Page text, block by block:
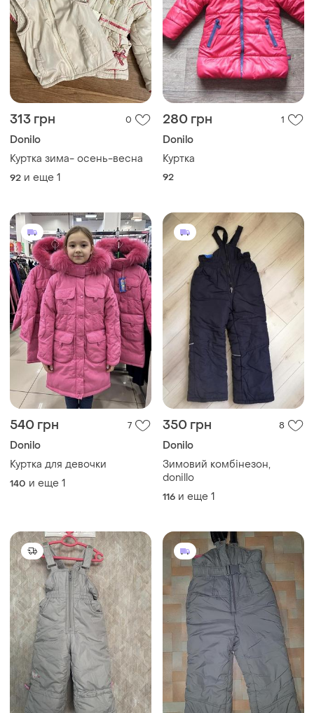
313 грн 0
Donilo
Куртка зима- осень-весна
92 и еще 1
280 грн 1
Donilo
Куртка
92
540 грн 7
Donilo
Куртка для девочки
140 и еще 1
350 грн 8
Donilo
Зимовий комбінезон,
donillo
116 и еще 1